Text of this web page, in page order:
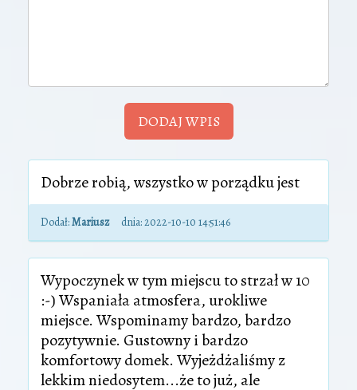
Dobrze robią, wszystko w porządku jest
Dodał:Mariuszdnia:2022-10-10 14:51:46
Wypoczynek w tym miejscu to strzał w 10
:-) Wspaniała atmosfera, urokliwe
miejsce. Wspominamy bardzo, bardzo
pozytywnie. Gustowny i bardzo
komfortowy domek. Wyjeżdżaliśmy z
lekkim niedosytem...że to już, ale